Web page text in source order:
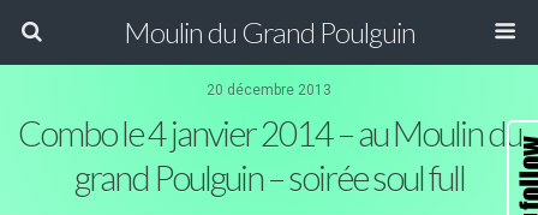
Moulin du Grand Poulguin
20 décembre 2013
Combo le 4 janvier 2014 – au Moulin du
grand Poulguin – soirée soul full